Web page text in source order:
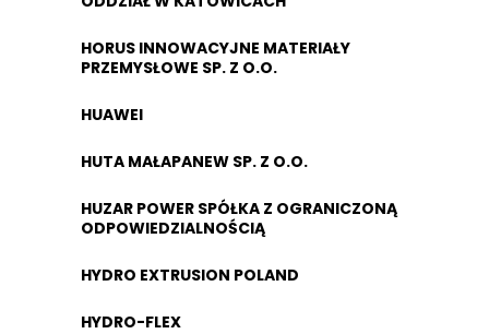
HORUS INNOWACYJNE MATERIAŁY
PRZEMYSŁOWE SP. Z O.O.
HUAWEI
HUTA MAŁAPANEW SP. Z O.O.
HUZAR POWER SPÓŁKA Z OGRANICZONĄ
ODPOWIEDZIALNOŚCIĄ
HYDRO EXTRUSION POLAND
HYDRO-FLEX